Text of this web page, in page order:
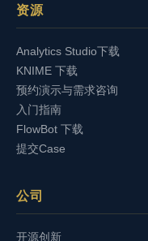
资源
Analytics Studio下载
KNIME 下载
预约演示与需求咨询
入门指南
FlowBot 下载
提交Case
公司
开源创新